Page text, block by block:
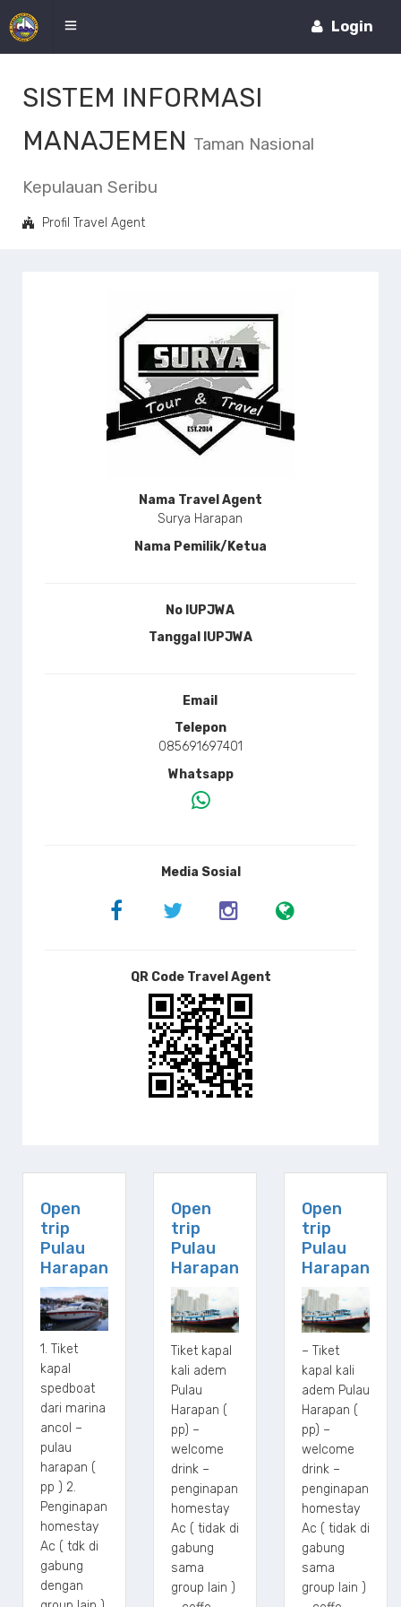
Login
SISTEM INFORMASI
MANAJEMEN Taman Nasional
Kepulauan Seribu
Profil Travel Agent
Nama Travel Agent
Surya Harapan
Nama Pemilik/Ketua
No IUPJWA
Tanggal IUPJWA
Email
Telepon
085691697401
Whatsapp
Media Sosial
QR Code Travel Agent
Open
trip
Pulau
Harapan
1. Tiket
kapal
spedboat
dari marina
ancol –
pulau
harapan (
pp ) 2.
Penginapan
homestay
Ac ( tdk di
gabung
dengan
Open
trip
Pulau
Harapan
Tiket kapal
kali adem
Pulau
Harapan (
pp) –
welcome
drink –
penginapan
homestay
Ac ( tidak di
gabung
sama
group lain )
Open
trip
Pulau
Harapan
– Tiket
kapal kali
adem Pulau
Harapan (
pp) –
welcome
drink –
penginapan
homestay
Ac ( tidak di
gabung
sama
group lain )